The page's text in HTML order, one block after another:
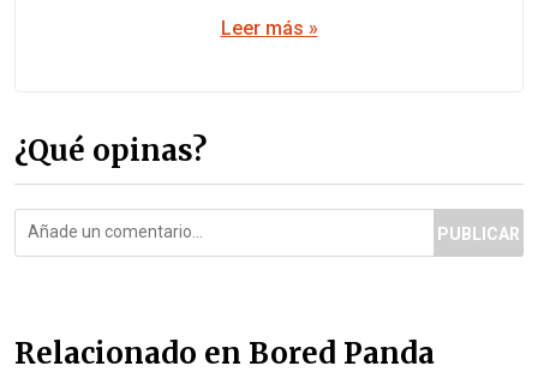
Leer más »
¿Qué opinas?
PUBLICAR
Relacionado en Bored Panda